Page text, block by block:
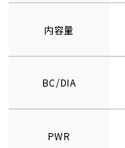
内容量
BC/DIA
PWR